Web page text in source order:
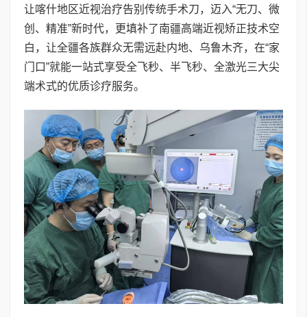
让喀什地区近视治疗告别传统手术刀，迈入“无刀、微
创、精准”新时代，更填补了南疆高端近视矫正技术空
白，让全疆各族群众无需远赴内地、乌鲁木齐，在“家
门口”就能一站式享受全飞秒、半飞秒、全激光三大尖
端术式的优质诊疗服务。